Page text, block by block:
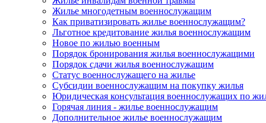
Жилье многодетным военнослужащим
Как приватизировать жилье военнослужащим?
Льготное кредитование жилья военнослужащим
Новое по жилью военным
Порядок бронирования жилья военнослужащими
Порядок сдачи жилья военнослужащим
Статус военнослужащего на жилье
Субсидии военнослужащим на покупку жилья
Юридическая консультация военнослужащих по
Горячая линия - жилье военнослужащим
Дополнительное жилье военнослужащим